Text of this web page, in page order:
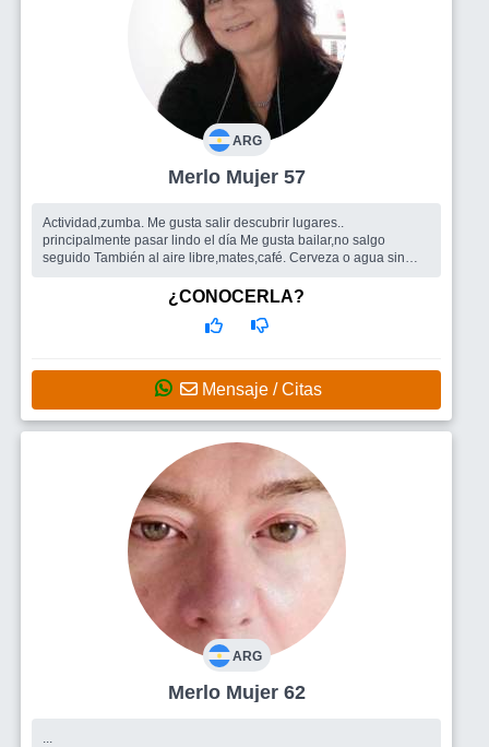
ARG
Merlo Mujer 57
Actividad,zumba. Me gusta salir descubrir lugares..
principalmente pasar lindo el día Me gusta bailar,no salgo
seguido También al aire libre,mates,café. Cerveza o agua sin
surge con alguien Lo que no quiero es una relación ocasional.
¿CONOCERLA?
Mensaje / Citas
ARG
Merlo Mujer 62
...